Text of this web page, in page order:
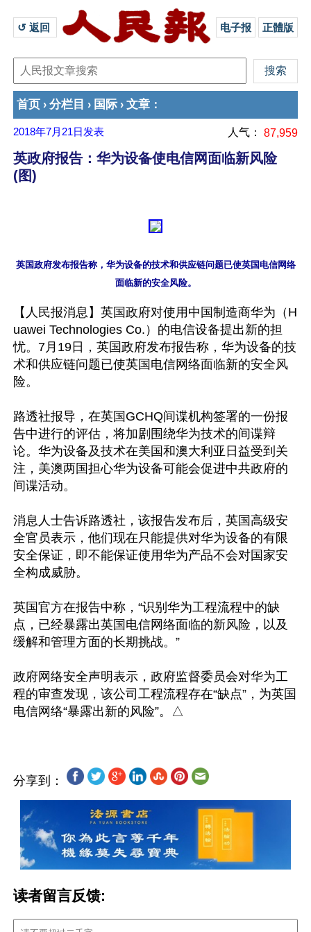
↺ 返回 电子报 正體版
首页 › 分栏目 › 国际 › 文章 ：
2018年7月21日 发表 人气： 87,959
英政府报告：华为设备使电信网面临新风险
(图)
英国政府发布报告称，华为设备的技术和供应链问题已使英国电信网络
【人民报消息】英国政府对使用中国制造商华为（H
uawei Technologies Co.）的电信设备提出新的担
忧。7月19日，英国政府发布报告称，华为设备的技
术和供应链问题已使英国电信网络面临新的安全风
险。
路透社报导，在英国GCHQ间谍机构签署的一份报
告中进行的评估，将加剧围绕华为技术的间谍辩
论。华为设备及技术在美国和澳大利亚日益受到关
注，美澳两国担心华为设备可能会促进中共政府的
间谍活动。
消息人士告诉路透社，该报告发布后，英国高级安
全官员表示，他们现在只能提供对华为设备的有限
安全保证，即不能保证使用华为产品不会对国家安
全构成威胁。
英国官方在报告中称，“识别华为工程流程中的缺
点，已经暴露出英国电信网络面临的新风险，以及
缓解和管理方面的长期挑战。”
政府网络安全声明表示，政府监督委员会对华为工
程的审查发现，该公司工程流程存在“缺点”，为英国
分享到：
读者留言反馈: